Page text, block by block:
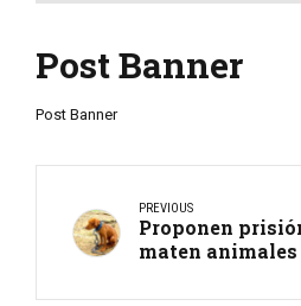
Post Banner
Post Banner
PREVIOUS
Proponen
maten animales